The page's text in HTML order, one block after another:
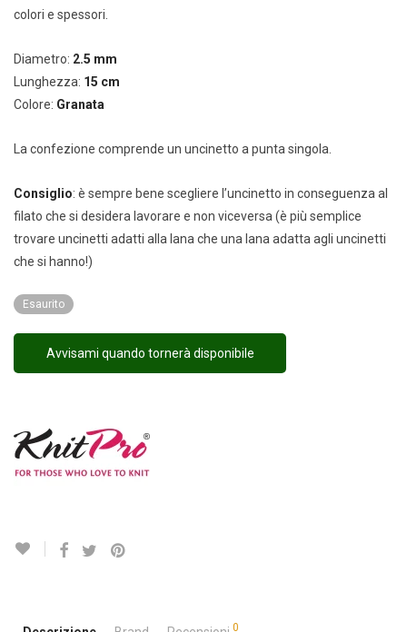
colori e spessori.
Diametro: 2.5 mm
Lunghezza: 15 cm
Colore: Granata
La confezione comprende un uncinetto a punta singola.
Consiglio: è sempre bene scegliere l’uncinetto in conseguenza al
filato che si desidera lavorare e non viceversa (è più semplice
trovare uncinetti adatti alla lana che una lana adatta agli uncinetti
che si hanno!)
Esaurito
Avvisami quando tornerà disponibile
0